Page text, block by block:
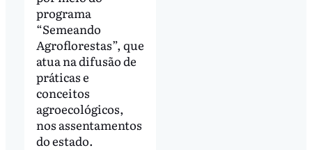
programa
“Semeando
Agroflorestas”, que
atua na difusão de
práticas e
conceitos
agroecológicos,
nos assentamentos
do estado.